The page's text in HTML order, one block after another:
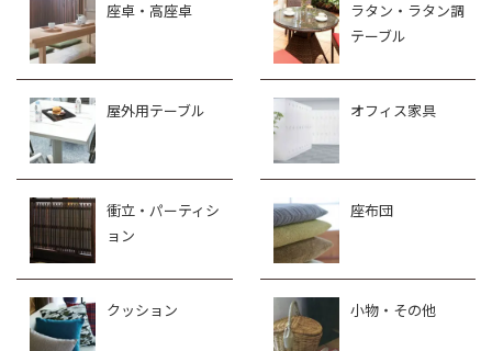
座卓・高座卓
ラタン・ラタン調
テーブル
屋外用テーブル オフィス家具
衝立・パーティシ
ョン
座布団
クッション 小物・その他